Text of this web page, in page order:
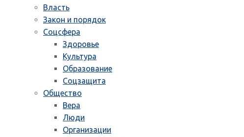
Власть
Закон и порядок
Соцсфера
Здоровье
Культура
Образование
Соцзащита
Общество
Вера
Люди
Организации